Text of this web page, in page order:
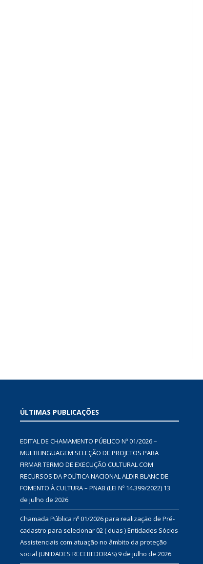
ÚLTIMAS PUBLICAÇÕES
EDITAL DE CHAMAMENTO PÚBLICO Nº 01/2026 –
MULTILINGUAGEM SELEÇÃO DE PROJETOS PARA
FIRMAR TERMO DE EXECUÇÃO CULTURAL COM
RECURSOS DA POLÍTICA NACIONAL ALDIR BLANC DE
FOMENTO À CULTURA – PNAB (LEI Nº 14.399/2022) 13
de julho de 2026
Chamada Pública nº 01/2026 para realização de Pré-
cadastro para selecionar 02 ( duas ) Entidades Sócios
Assistenciais com atuação no âmbito da proteção
social (UNIDADES RECEBEDORAS)9 de julho de 2026